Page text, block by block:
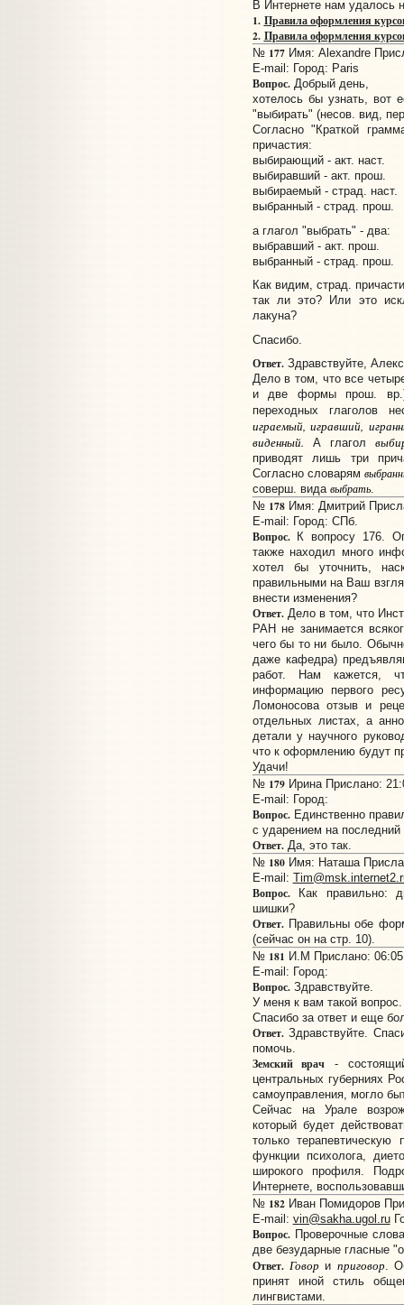
В Интернете нам удалось
1. Правила оформления
2. Правила оформления
№ 177Имя: Alexandre
E-mail: Город: Paris
Вопрос.Добрый день,
хотелось бы узнать, вот
"выбирать" (несов. вид,
Согласно "Краткой
причастия:
выбирающий - акт. наст.
выбиравший - акт. прош.
выбираемый - страд. наст.
выбранный - страд. прош.
а глагол "выбрать" - два:
выбравший - акт. прош.
выбранный - страд. прош.
Как видим, страд.
так ли это? Или это
лакуна?
Спасибо.
Ответ.Здравствуйте,
Дело в том, что все
и две формы прош.
переходных глаголов
играемый, игравший,
виденный. А глагол
приводят лишь три
Согласно словарям
соверш. вида выбрать.
№ 178Имя: Дмитрий
E-mail: Город: СПб.
Вопрос.К вопросу 176.
также находил много
хотел бы уточнить,
правильными на Ваш
внести изменения?
Ответ.Дело в том, что
РАН не занимается
чего бы то ни было.
даже кафедра)
работ. Нам кажется,
информацию первого
Ломоносова отзыв и
отдельных листах, а
детали у научного
что к оформлению будут
Удачи!
№ 179Ирина Прислано:
E-mail: Город:
Вопрос.Единственно
с ударением на
Ответ.Да, это так.
№ 180Имя: Наташа
E-mail:
Вопрос.Как правильно:
шишки?
Ответ.Правильны обе
(сейчас он на стр. 10).
№ 181 И.М Прислано:
E-mail: Город:
Вопрос.Здравствуйте.
У меня к вам такой
Спасибо за ответ и еще
Ответ.Здравствуйте.
помочь.
Земский врач -
центральных губерниях
самоуправления, могло
Сейчас на Урале
который будет
только
функции психолога,
широкого профиля.
Интернете,
№ 182Иван Помидоров
E-mail: vin@sakha.ugol.ru
Вопрос.Проверочные
две безударные гласные
Ответ. Говор и приговор.
принят иной стиль
лингвистами.